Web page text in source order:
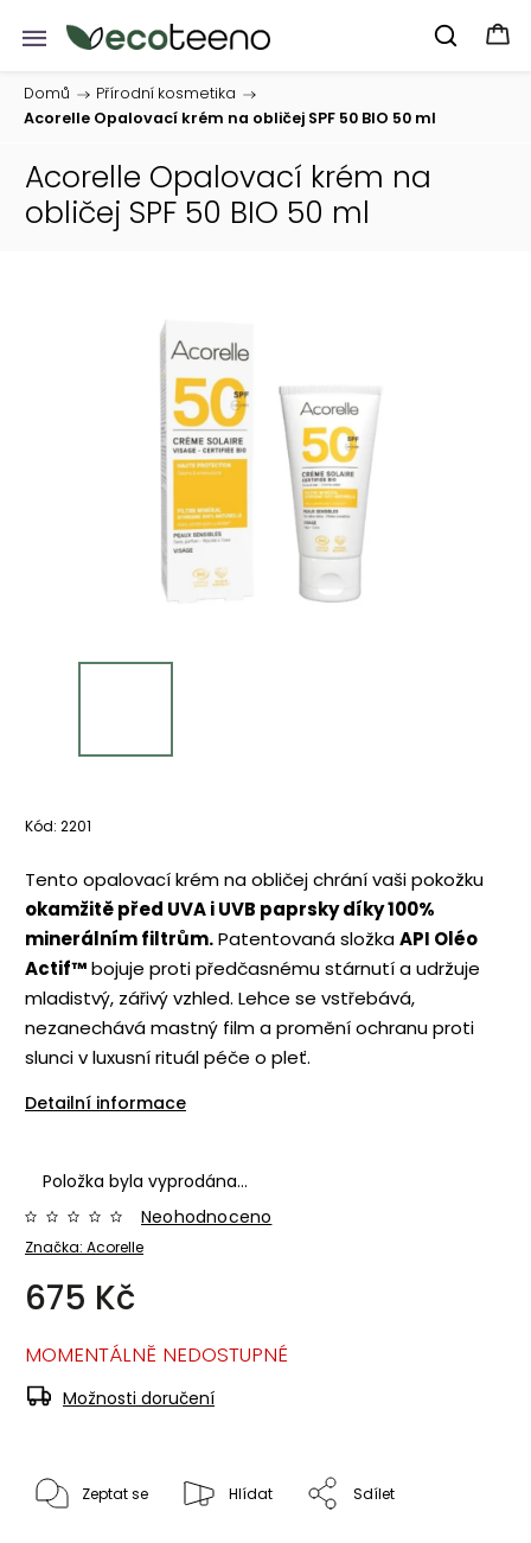
Domů / Přírodní kosmetika /
Acorelle Opalovací krém na obličej SPF 50 BIO 50 ml
Acorelle Opalovací krém na
obličej SPF 50 BIO 50 ml
Kód: 2201
Tento opalovací krém na obličej chrání vaši pokožku
okamžitě před UVA i UVB paprsky díky 100%
minerálním filtrům.Patentovaná složkaAPI Oléo
Actif™bojuje proti předčasnému stárnutí a udržuje
mladistvý, zářivý vzhled. Lehce se vstřebává,
nezanechává mastný film a promění ochranu proti
slunci v luxusní rituál péče o pleť.
Detailní informace
Položka byla vyprodána…
Značka: Acorelle
Neohodnoceno
675 Kč
MOMENTÁLNĚ NEDOSTUPNÉ
Možnosti doručení
Zeptat se Hlídat Sdílet